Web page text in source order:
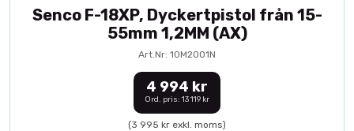
Senco F-18XP, Dyckertpistol från 15-
55mm 1,2MM (AX)
Art.Nr: 10M2001N
4 994 kr
Ord. pris: 13 119 kr
(3 995 kr exkl. moms)